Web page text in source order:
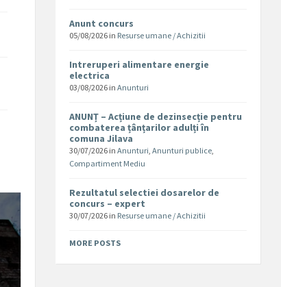
Anunt concurs
05/08/2026 in Resurse umane / Achizitii
Intreruperi alimentare energie
electrica
03/08/2026 inAnunturi
ANUNȚ – Acțiune de dezinsecție pentru
combaterea țânțarilor adulți în
comuna Jilava
30/07/2026 inAnunturi,Anunturi publice,
Compartiment Mediu
Rezultatul selectiei dosarelor de
concurs – expert
30/07/2026 in Resurse umane / Achizitii
MORE POSTS